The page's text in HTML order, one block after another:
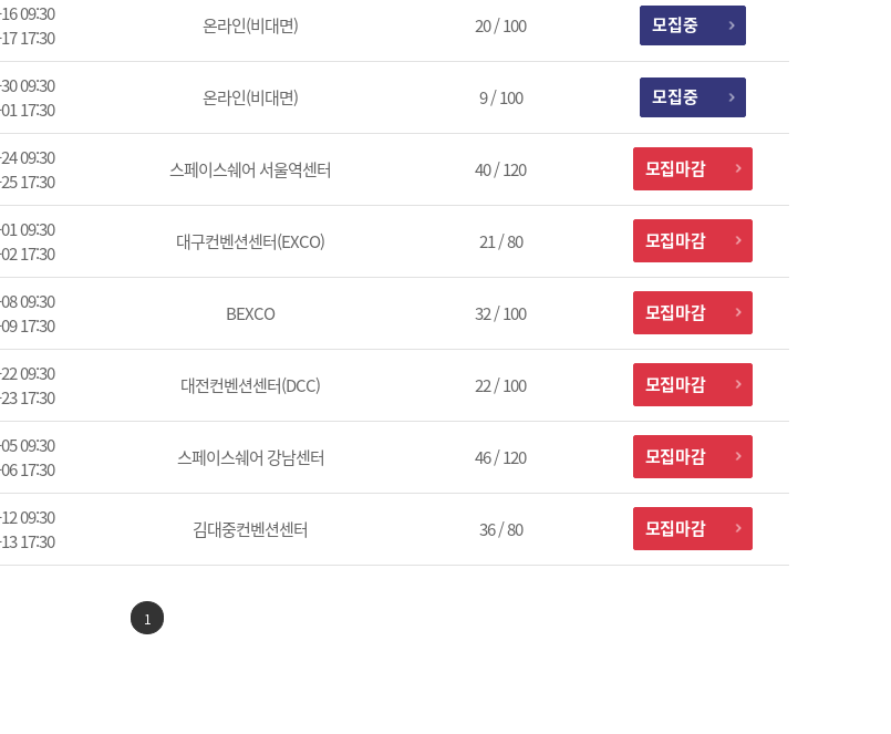
09:30
17:30
온라인(비대면) 20 / 100 모집중
09:30
17:30
온라인(비대면) 9 / 100 모집중
09:30
17:30
스페이스쉐어 서울역센터 40 / 120 모집마감
09:30
17:30
대구컨벤션센터(EXCO) 21 / 80 모집마감
09:30
17:30
BEXCO 32 / 100 모집마감
09:30
17:30
대전컨벤션센터(DCC) 22 / 100 모집마감
09:30
17:30
스페이스쉐어 강남센터 46 / 120 모집마감
09:30
17:30
김대중컨벤션센터 36 / 80 모집마감
1